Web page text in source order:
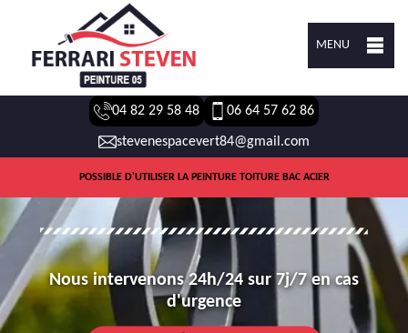
MENU
04 82 29 58 48 06 64 57 62 86
stevenespacevert84@gmail.com
POSSIBLE D'UTILISER LA PEINTURE TOITURE BAC ACIER
Nous intervenons 24h/24 sur 7j/7 en cas
d'urgence